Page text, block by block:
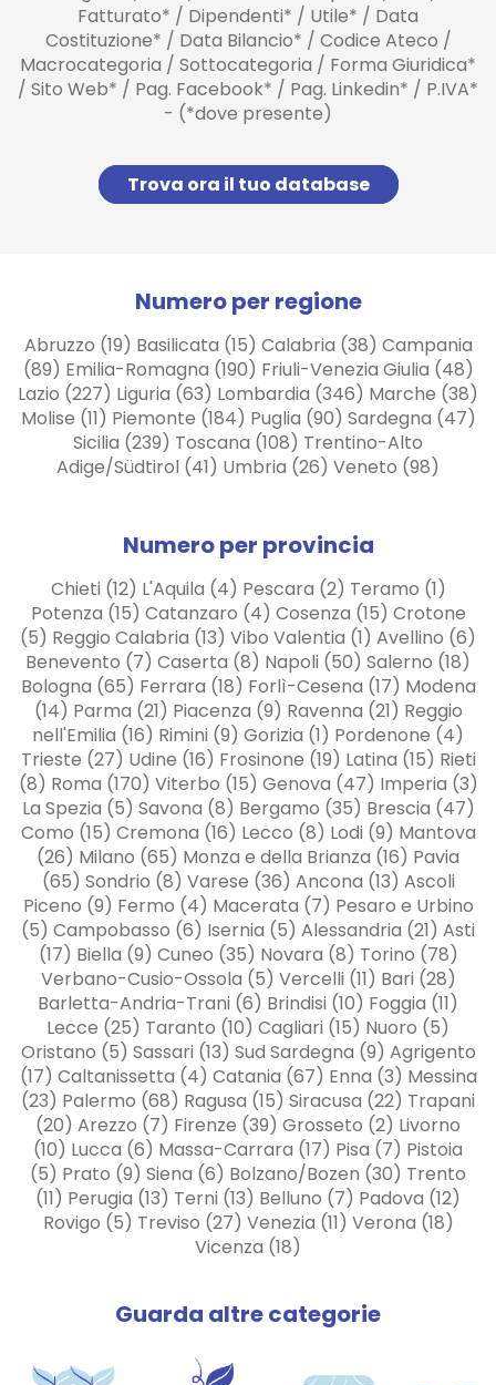
Fatturato* / Dipendenti* / Utile* / Data
Costituzione* / Data Bilancio* / Codice Ateco /
Macrocategoria / Sottocategoria / Forma Giuridica*
/ Sito Web* / Pag. Facebook* / Pag. Linkedin* / P.IVA*
- (*dove presente)
Trova ora il tuo database
Numero per regione
Abruzzo (19) Basilicata (15) Calabria (38) Campania
(89) Emilia-Romagna (190) Friuli-Venezia Giulia (48)
Lazio (227) Liguria (63) Lombardia (346) Marche (38)
Molise (11) Piemonte (184) Puglia (90) Sardegna (47)
Sicilia (239) Toscana (108) Trentino-Alto
Adige/Südtirol (41) Umbria (26) Veneto (98)
Numero per provincia
Chieti (12) L'Aquila (4) Pescara (2) Teramo (1)
Potenza (15) Catanzaro (4) Cosenza (15) Crotone
(5) Reggio Calabria (13) Vibo Valentia (1) Avellino (6)
Benevento (7) Caserta (8) Napoli (50) Salerno (18)
Bologna (65) Ferrara (18) Forlì-Cesena (17) Modena
(14) Parma (21) Piacenza (9) Ravenna (21) Reggio
nell'Emilia (16) Rimini (9) Gorizia (1) Pordenone (4)
Trieste (27) Udine (16) Frosinone (19) Latina (15) Rieti
(8) Roma (170) Viterbo (15) Genova (47) Imperia (3)
La Spezia (5) Savona (8) Bergamo (35) Brescia (47)
Como (15) Cremona (16) Lecco (8) Lodi (9) Mantova
(26) Milano (65) Monza e della Brianza (16) Pavia
(65) Sondrio (8) Varese (36) Ancona (13) Ascoli
Piceno (9) Fermo (4) Macerata (7) Pesaro e Urbino
(5) Campobasso (6) Isernia (5) Alessandria (21) Asti
(17) Biella (9) Cuneo (35) Novara (8) Torino (78)
Verbano-Cusio-Ossola (5) Vercelli (11) Bari (28)
Barletta-Andria-Trani (6) Brindisi (10) Foggia (11)
Lecce (25) Taranto (10) Cagliari (15) Nuoro (5)
Oristano (5) Sassari (13) Sud Sardegna (9) Agrigento
(17) Caltanissetta (4) Catania (67) Enna (3) Messina
(23) Palermo (68) Ragusa (15) Siracusa (22) Trapani
(20) Arezzo (7) Firenze (39) Grosseto (2) Livorno
(10) Lucca (6) Massa-Carrara (17) Pisa (7) Pistoia
(5) Prato (9) Siena (6) Bolzano/Bozen (30) Trento
(11) Perugia (13) Terni (13) Belluno (7) Padova (12)
Rovigo (5) Treviso (27) Venezia (11) Verona (18)
Vicenza (18)
Guarda altre categorie